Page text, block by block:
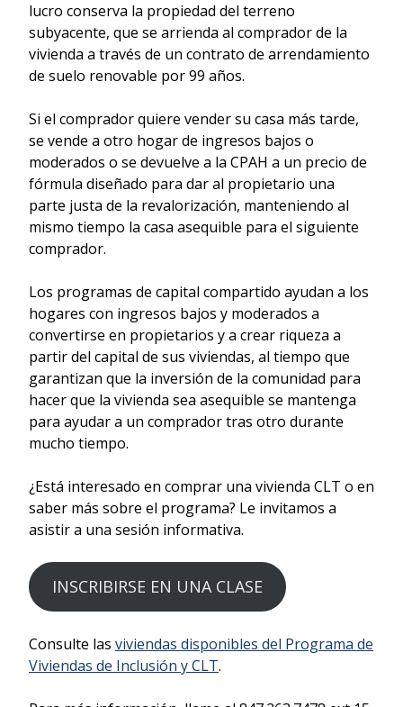
lucro conserva la propiedad del terreno
subyacente, que se arrienda al comprador de la
vivienda a través de un contrato de arrendamiento
de suelo renovable por 99 años.
Si el comprador quiere vender su casa más tarde,
se vende a otro hogar de ingresos bajos o
moderados o se devuelve a la CPAH a un precio de
fórmula diseñado para dar al propietario una
parte justa de la revalorización, manteniendo al
mismo tiempo la casa asequible para el siguiente
comprador.
Los programas de capital compartido ayudan a los
hogares con ingresos bajos y moderados a
convertirse en propietarios y a crear riqueza a
partir del capital de sus viviendas, al tiempo que
garantizan que la inversión de la comunidad para
hacer que la vivienda sea asequible se mantenga
para ayudar a un comprador tras otro durante
mucho tiempo.
¿Está interesado en comprar una vivienda CLT o en
saber más sobre el programa? Le invitamos a
asistir a una sesión informativa.
INSCRIBIRSE EN UNA CLASE
Consulte las viviendas disponibles del Programa de
Viviendas de Inclusión y CLT.